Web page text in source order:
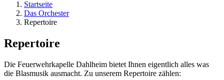
Startseite
Das Orchester
Repertoire
Repertoire
Die Feuerwehrkapelle Dahlheim bietet Ihnen eigentlich alles was
die Blasmusik ausmacht. Zu unserem Repertoire zählen: